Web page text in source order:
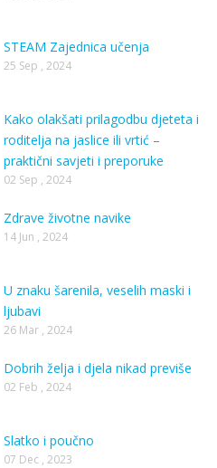
STEAM Zajednica učenja
25 Sep , 2024
Kako olakšati prilagodbu djeteta i
roditelja na jaslice ili vrtić –
praktični savjeti i preporuke
02 Sep , 2024
Zdrave životne navike
14 Jun , 2024
U znaku šarenila, veselih maski i
ljubavi
26 Mar , 2024
Dobrih želja i djela nikad previše
02 Feb , 2024
Slatko i poučno
07 Dec , 2023